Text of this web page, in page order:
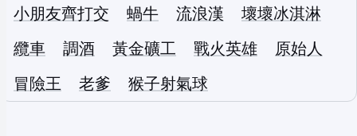
小朋友齊打交
蝸牛 流浪漢
壞壞冰淇淋
纜車
調酒 黃金礦工 戰火英雄
原始人
冒險王
老爹 猴子射氣球